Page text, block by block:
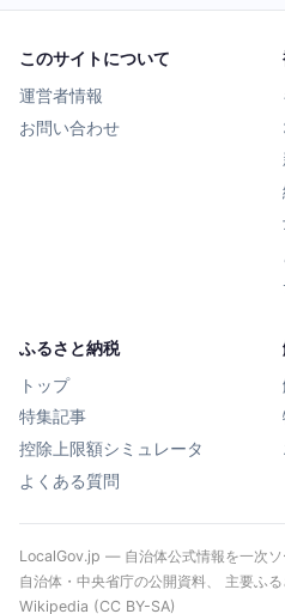
このサイトについて
運営者情報
お問い合わせ
ふるさと納税
トップ
特集記事
控除上限額シミュレータ
よくある質問
LocalGov.jp — 自治体公式情報を一次ソ
自治体・中央省庁の公開資料、 主要ふる
Wikipedia (CC BY-SA)